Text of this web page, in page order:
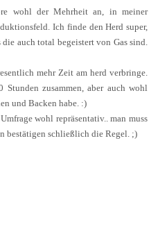
wohl der Mehrheit an, in meiner
Ich finde den Herd super,
auch total begeistert von Gas sind.
mehr Zeit am herd verbringe.
Stunden zusammen, aber auch wohl
und Backen habe. :)
wohl repräsentativ.. man muss
bestätigen schließlich die Regel. ;)